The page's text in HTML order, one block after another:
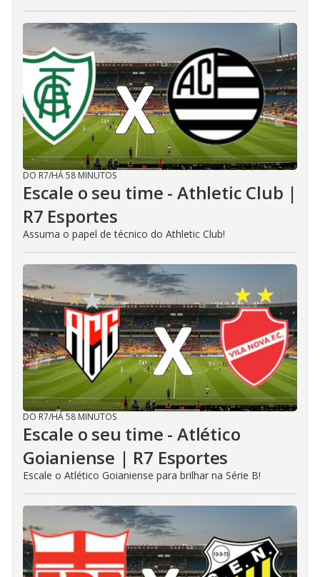
DO R7/HÁ 58 MINUTOS
Escale o seu time - Athletic Club |
R7 Esportes
Assuma o papel de técnico do Athletic Club!
DO R7/HÁ 58 MINUTOS
Escale o seu time - Atlético
Goianiense | R7 Esportes
Escale o Atlético Goianiense para brilhar na Série B!